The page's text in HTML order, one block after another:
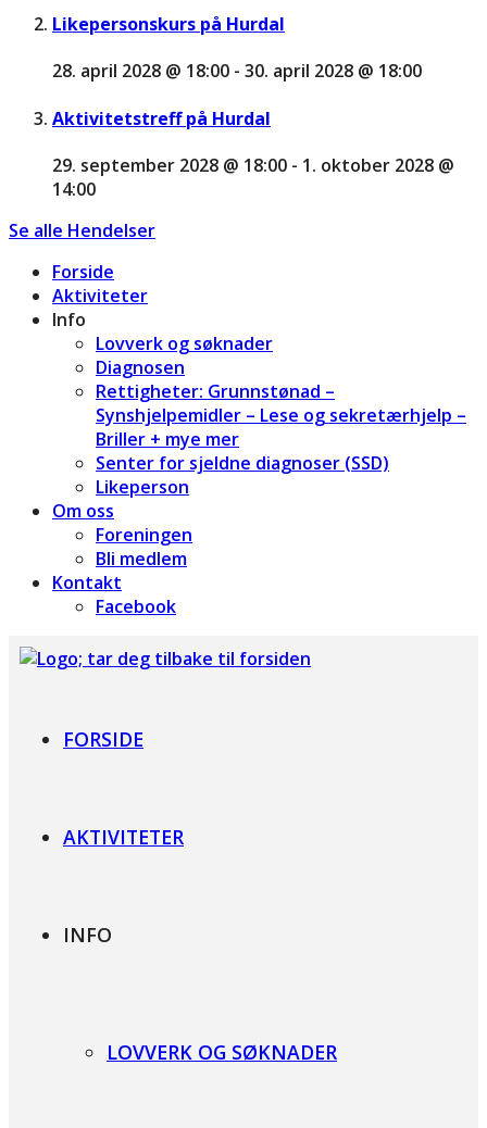
Likepersonskurs på Hurdal
28. april 2028 @ 18:00 - 30. april 2028 @ 18:00
Aktivitetstreff på Hurdal
29. september 2028 @ 18:00 - 1. oktober 2028 @
14:00
Se alle Hendelser
Forside
Aktiviteter
Info
Lovverk og søknader
Diagnosen
Rettigheter: Grunnstønad –
Synshjelpemidler – Lese og sekretærhjelp –
Briller + mye mer
Senter for sjeldne diagnoser (SSD)
Likeperson
Om oss
Foreningen
Bli medlem
Kontakt
Facebook
FORSIDE
AKTIVITETER
INFO
LOVVERK OG SØKNADER